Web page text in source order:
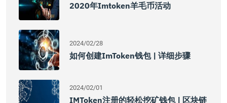
2020年imtoken羊毛币活动
2024/02/28
如何创建imToken钱包 | 详细步骤
2024/02/01
IMToken注册的轻松挖矿钱包 | 区块链